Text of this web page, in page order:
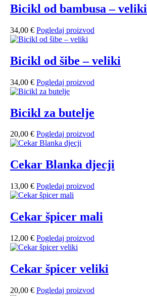
Bicikl od bambusa – veliki
34,00 € Pogledaj proizvod
Bicikl od šibe – veliki
34,00 € Pogledaj proizvod
Bicikl za butelje
20,00 € Pogledaj proizvod
Cekar Blanka djecji
13,00 € Pogledaj proizvod
Cekar špicer mali
12,00 € Pogledaj proizvod
Cekar špicer veliki
20,00 € Pogledaj proizvod